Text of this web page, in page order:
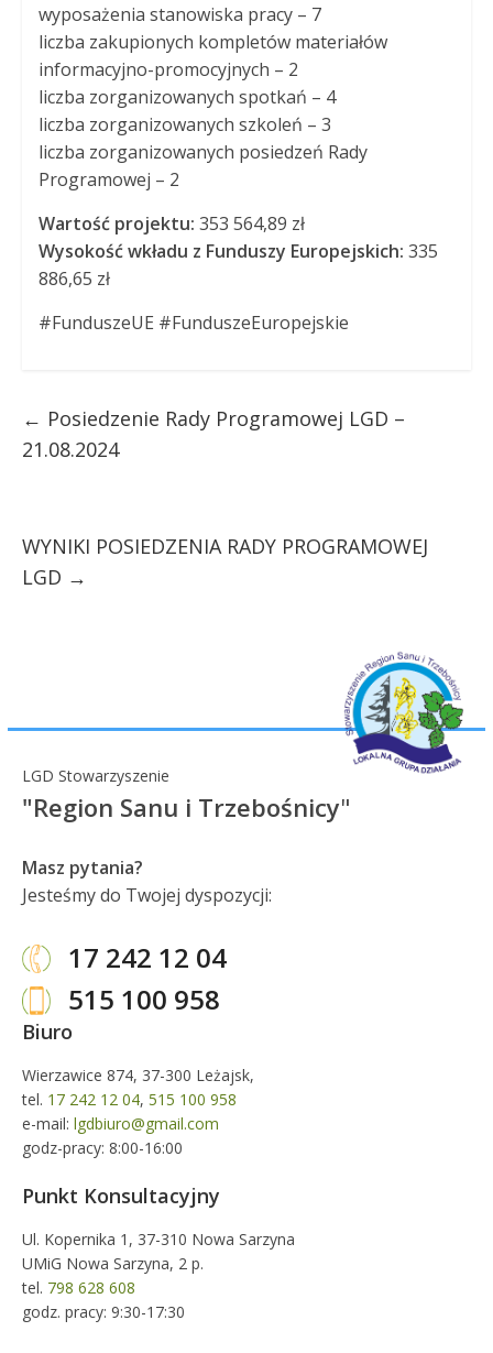
wyposażenia stanowiska pracy – 7
liczba zakupionych kompletów materiałów
informacyjno-promocyjnych – 2
liczba zorganizowanych spotkań – 4
liczba zorganizowanych szkoleń – 3
liczba zorganizowanych posiedzeń Rady
Programowej – 2
Wartość projektu: 353 564,89 zł
Wysokość wkładu z Funduszy Europejskich: 335
886,65 zł
#FunduszeUE #FunduszeEuropejskie
← Posiedzenie Rady Programowej LGD –
21.08.2024
WYNIKI POSIEDZENIA RADY PROGRAMOWEJ
LGD →
LGD Stowarzyszenie
"Region Sanu i Trzebośnicy"
Masz pytania?
Jesteśmy do Twojej dyspozycji:
17 242 12 04
515 100 958
Biuro
Wierzawice 874, 37-300 Leżajsk,
tel. 17 242 12 04, 515 100 958
e-mail: lgdbiuro@gmail.com
godz-pracy: 8:00-16:00
Punkt Konsultacyjny
Ul. Kopernika 1, 37-310 Nowa Sarzyna
UMiG Nowa Sarzyna, 2 p.
tel. 798 628 608
godz. pracy: 9:30-17:30